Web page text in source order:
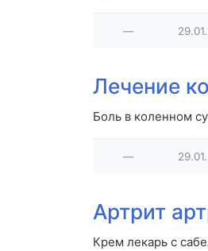
—
Лечение
Боль в коленном
—
Артрит
Крем лекарь с